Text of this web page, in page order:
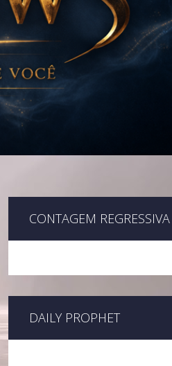
CONTAGEM REGRESSIVA
DAILY PROPHET